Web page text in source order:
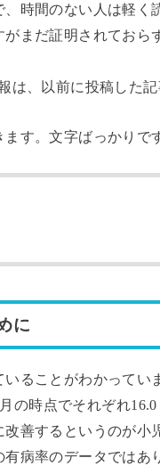
時間のない人は軽く
まだ証明されてお
、以前に投稿した記
す。文字ばっかりで
に
ることがわかってい
の時点でそれぞれ
改善するというのが小
病率のデータでは